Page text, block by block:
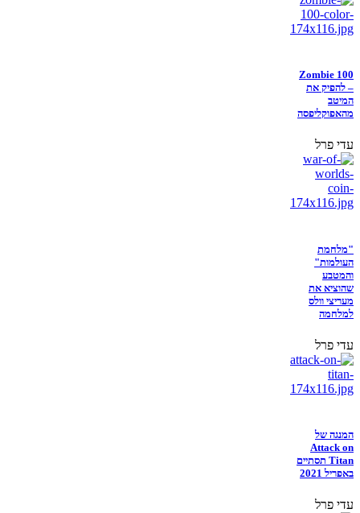
Zombie 100
– להפיק את
המיטב
מהאפוקליפסה
עדי פרל
"מלחמת
העולמות"
והמטבע
שהוציא את
מעריצי וולס
למלחמה
עדי פרל
המנגה של
Attack on
Titan תסתיים
באפריל 2021
עדי פרל